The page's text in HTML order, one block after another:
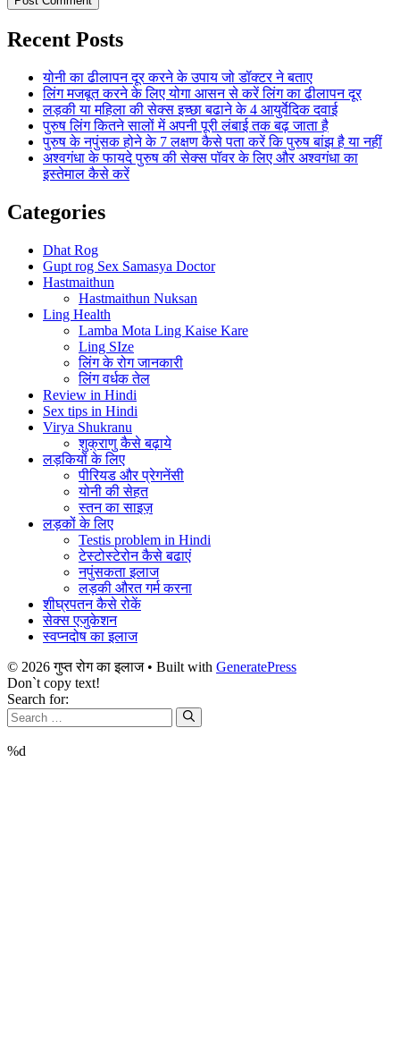
Recent Posts
योनी का ढीलापन दूर करने के उपाय जो डॉक्टर ने बताए
लिंग मजबूत करने के लिए योगा आसन से करें लिंग का ढीलापन दूर
लड़की या महिला की सेक्स इच्छा बढाने के 4 आयुर्वेदिक दवाई
पुरुष लिंग कितने सालों में अपनी पूरी लंबाई तक बढ़ जाता है
पुरुष के नपुंसक होने के 7 लक्षण कैसे पता करें कि पुरुष बांझ है या नहीं
अश्वगंधा के फायदे पुरुष की सेक्स पॉवर के लिए और अश्वगंधा का
इस्तेमाल कैसे करें
Categories
Dhat Rog
Gupt rog Sex Samasya Doctor
Hastmaithun
Hastmaithun Nuksan
Ling Health
Lamba Mota Ling Kaise Kare
Ling SIze
लिंग के रोग जानकारी
लिंग वर्धक तेल
Review in Hindi
Sex tips in Hindi
Virya Shukranu
शुक्राणु कैसे बढ़ाये
लड़कियों के लिए
पीरियड और प्रेगनेंसी
योनी की सेहत
स्तन का साइज़
लड़कों के लिए
Testis problem in Hindi
टेस्टोस्टेरोन कैसे बढाएं
नपुंसकता इलाज
लड़की औरत गर्म करना
शीघ्रपतन कैसे रोकें
सेक्स एजुकेशन
स्वप्नदोष का इलाज
© 2026 गुप्त रोग का इलाज• Built with GeneratePress
Don`t copy text!
Search for:
%d